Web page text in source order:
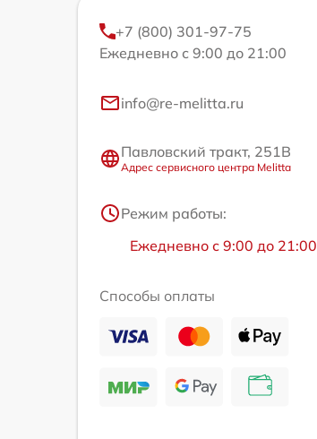
+7 (800) 301-97-75
Ежедневно с 9:00 до 21:00
info@re-melitta.ru
Павловский тракт, 251В
Адрес сервисного центра Melitta
Режим работы:
Ежедневно с 9:00 до 21:00
Способы оплаты